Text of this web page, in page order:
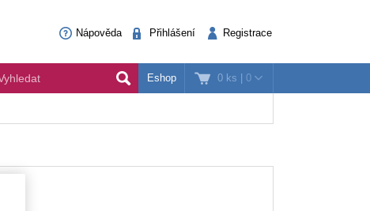
Nápověda Přihlášení Registrace
0 ks | 0
Eshop